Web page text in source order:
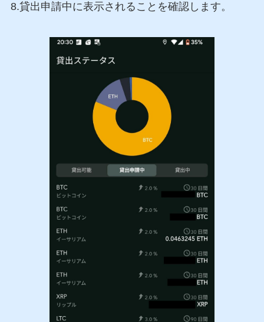
8.貸出申請中に表示されることを確認します。